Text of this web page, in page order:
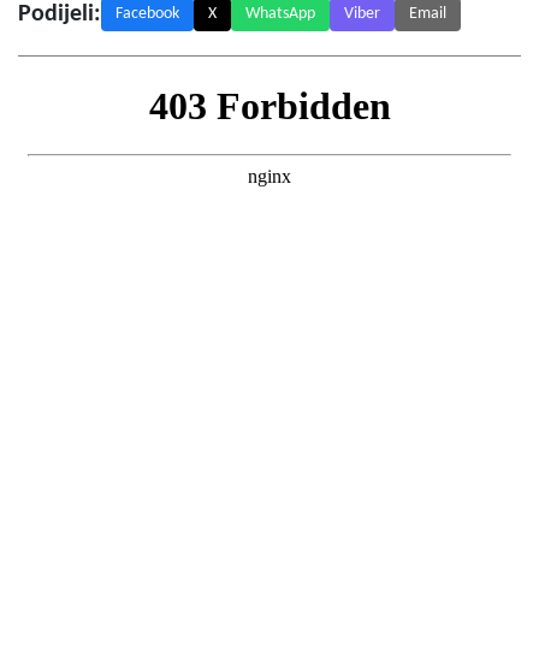
Podijeli: Facebook X WhatsApp Viber Email